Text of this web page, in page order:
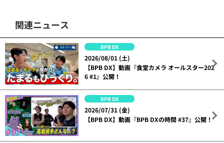
関連ニュース
BPB DX
2026/08/01 (土)
【BPB DX】動画『食堂カメラ オールスター202
6 #1』公開！
BPB DX
2026/07/31 (金)
【BPB DX】動画『BPB DXの時間 #37』公開！